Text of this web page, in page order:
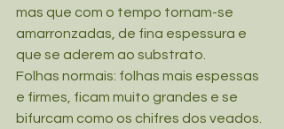
mas que com o tempo tornam-se
amarronzadas, de fina espessura e
que se aderem ao substrato.
Folhas normais: folhas mais espessas
e firmes, ficam muito grandes e se
bifurcam como os chifres dos veados.